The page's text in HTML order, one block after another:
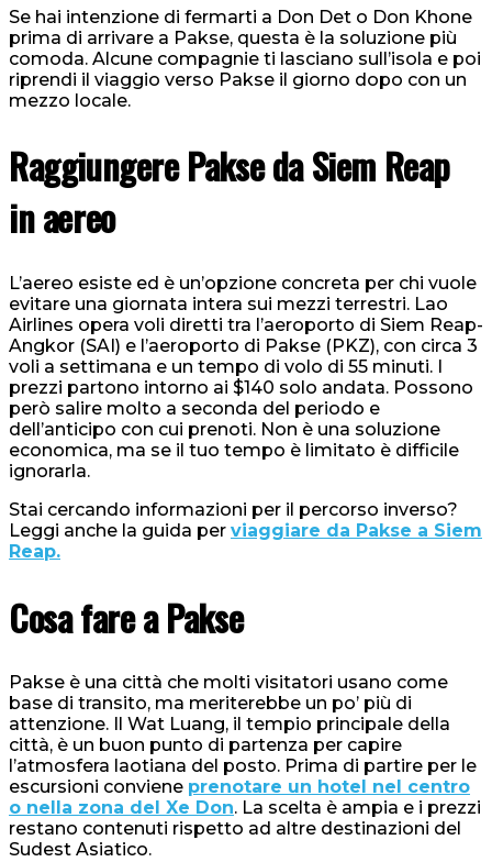
Se hai intenzione di fermarti a Don Det o Don Khone
prima di arrivare a Pakse, questa è la soluzione più
comoda. Alcune compagnie ti lasciano sull’isola e poi
riprendi il viaggio verso Pakse il giorno dopo con un
mezzo locale.
Raggiungere Pakse da Siem Reap
in aereo
L’aereo esiste ed è un’opzione concreta per chi vuole
evitare una giornata intera sui mezzi terrestri. Lao
Airlines opera voli diretti tra l’aeroporto di Siem Reap-
Angkor (SAI) e l’aeroporto di Pakse (PKZ), con circa 3
voli a settimana e un tempo di volo di 55 minuti. I
prezzi partono intorno ai $140 solo andata. Possono
però salire molto a seconda del periodo e
dell’anticipo con cui prenoti. Non è una soluzione
economica, ma se il tuo tempo è limitato è difficile
ignorarla.
Stai cercando informazioni per il percorso inverso?
Leggi anche la guida per viaggiare da Pakse a Siem
Reap.
Cosa fare a Pakse
Pakse è una città che molti visitatori usano come
base di transito, ma meriterebbe un po’ più di
attenzione. Il Wat Luang, il tempio principale della
città, è un buon punto di partenza per capire
l’atmosfera laotiana del posto. Prima di partire per le
escursioni conviene prenotare un hotel nel centro
o nella zona del Xe Don. La scelta è ampia e i prezzi
restano contenuti rispetto ad altre destinazioni del
Sudest Asiatico.